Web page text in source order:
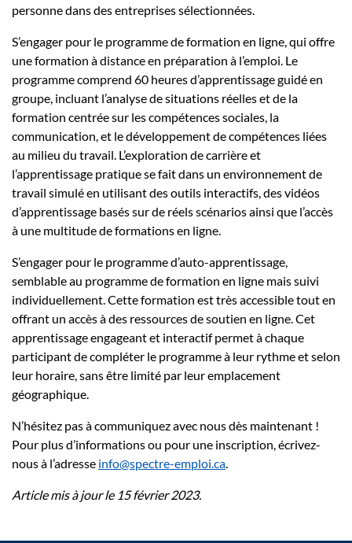
personne dans des entreprises sélectionnées.
S’engager pour le programme de formation en ligne, qui offre
une formation à distance en préparation à l’emploi. Le
programme comprend 60 heures d’apprentissage guidé en
groupe, incluant l’analyse de situations réelles et de la
formation centrée sur les compétences sociales, la
communication, et le développement de compétences liées
au milieu du travail. L’exploration de carrière et
l’apprentissage pratique se fait dans un environnement de
travail simulé en utilisant des outils interactifs, des vidéos
d’apprentissage basés sur de réels scénarios ainsi que l’accès
à une multitude de formations en ligne.
S’engager pour le programme d’auto-apprentissage,
semblable au programme de formation en ligne mais suivi
individuellement. Cette formation est très accessible tout en
offrant un accès à des ressources de soutien en ligne. Cet
apprentissage engageant et interactif permet à chaque
participant de compléter le programme à leur rythme et selon
leur horaire, sans être limité par leur emplacement
géographique.
N’hésitez pas à communiquez avec nous dès maintenant !
Pour plus d’informations ou pour une inscription, écrivez-
nous à l’adresse info@spectre-emploi.ca.
Article mis à jour le 15 février 2023.